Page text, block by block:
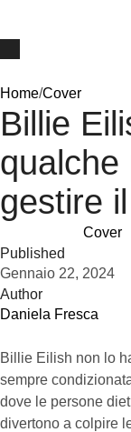
Home/Cover
Billie
qualche
gestire
Cover
Published
Gennaio 22, 2024
Author
Daniela Fresca
Billie Eilish non lo
sempre
dove le persone
divertono a colpire